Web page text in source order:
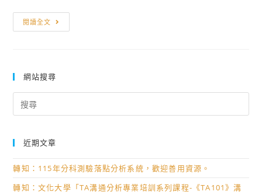
閱讀全文
知
製
於
網站搜尋
for:
近期文章
轉知：115年分科測驗落點分析系統，歡迎善用資源。
轉知：文化大學「TA溝通分析專業培訓系列課程-《TA101》溝